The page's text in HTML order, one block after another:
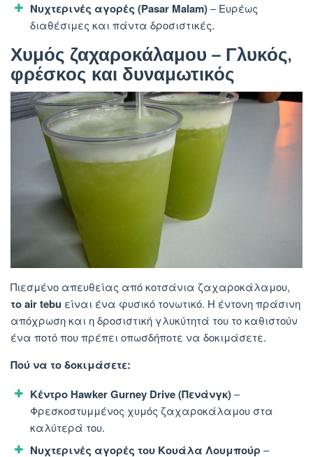
Νυχτερινές αγορές (Pasar Malam)– Ευρέως
διαθέσιμες και πάντα δροσιστικές.
Χυμός ζαχαροκάλαμου – Γλυκός,
φρέσκος και δυναμωτικός
Πιεσμένο απευθείας από κοτσάνια ζαχαροκάλαμου,
το air tebu είναι ένα φυσικό τονωτικό. Η έντονη πράσινη
απόχρωση και η δροσιστική γλυκύτητά του το καθιστούν
ένα ποτό που πρέπει οπωσδήποτε να δοκιμάσετε.
Πού να το δοκιμάσετε:
Κέντρο Hawker Gurney Drive (Πενάνγκ)–
Φρεσκοστυμμένος χυμός ζαχαροκάλαμου στα
καλύτερά του.
Νυχτερινές αγορές του Κουάλα Λουμπούρ –